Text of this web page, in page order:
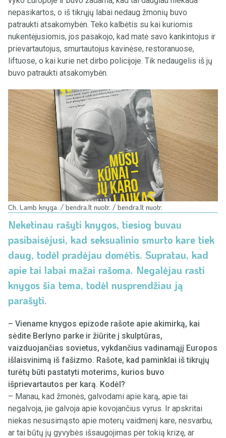
nepasikartos, o iš tikrųjų labai nedaug žmonių buvo
patraukti atsakomybėn. Teko kalbėtis su kai kuriomis
nukentėjusiomis, jos pasakojo, kad matė savo kankintojus ir
prievartautojus, smurtautojus kavinėse, restoranuose,
liftuose, o kai kurie net dirbo policijoje. Tik nedaugelis iš jų
buvo patraukti atsakomybėn.
Ch. Lamb knyga. / bendra.lt nuotr. / bendra.lt nuotr.
Neketinau rašyti knygos, tiesiog buvau
pasibaisėjusi, kad seksualinio smurto kare tiek
daug, todėl pradėjau domėtis. Supratau, kad
apie tai labai mažai rašoma. Negalėjau rasti
knygos šia tema, todėl nusprendžiau ją
parašyti.
– Viename knygos epizode rašote apie akimirką, kai
sėdite Berlyno parke ir žiūrite į skulptūras,
vaizduojančias sovietus, vykdančius vadinamąjį Europos
išlaisvinimą iš fašizmo. Rašote, kad paminklai iš tikrųjų
turėtų būti pastatyti moterims, kurios buvo
išprievartautos per karą. Kodėl?
– Manau, kad žmonės, galvodami apie karą, apie tai
negalvoja, jie galvoja apie kovojančius vyrus. Ir apskritai
niekas nesusimąsto apie moterų vaidmenį kare, nesvarbu,
ar tai būtų jų gyvybės išsaugojimas per tokią krizę, ar